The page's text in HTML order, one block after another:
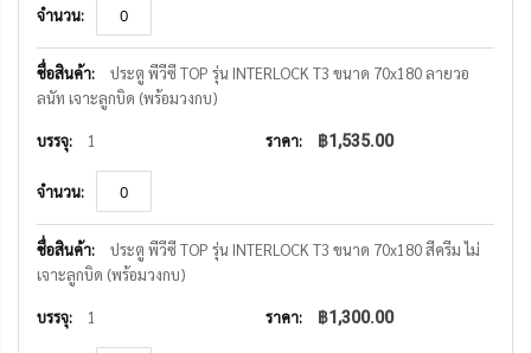
ประตู พีวีซี TOP รุ่น INTERLOCK T3 ขนาด 70x180 ลายวอ
ลนัท เจาะลูกบิด (พร้อมวงกบ)
1 ฿1,535.00
ประตู พีวีซี TOP รุ่น INTERLOCK T3 ขนาด 70x180 สีครีม ไม่
เจาะลูกบิด (พร้อมวงกบ)
1 ฿1,300.00